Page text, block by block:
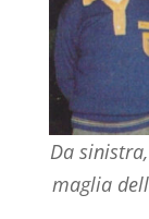
Da
maglia